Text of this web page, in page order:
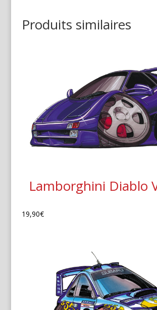
Produits similaires
Lamborghini Diablo
19,90€